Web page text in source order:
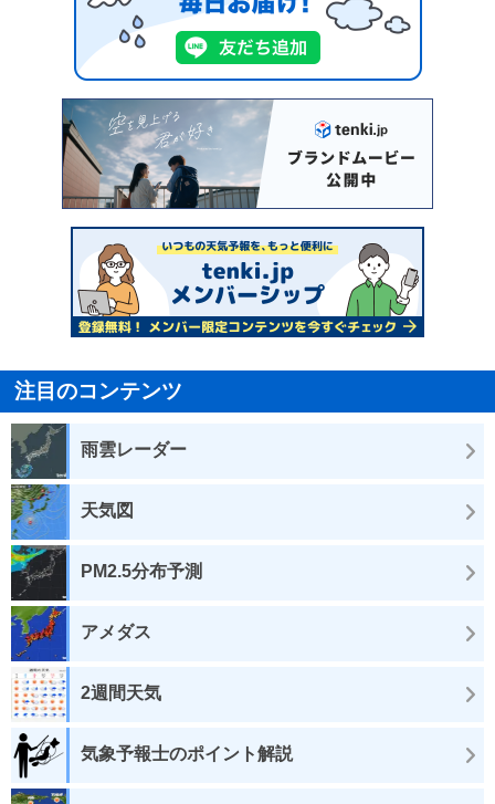
注目のコンテンツ
雨雲レーダー
天気図
PM2.5分布予測
アメダス
2週間天気
気象予報士のポイント解説